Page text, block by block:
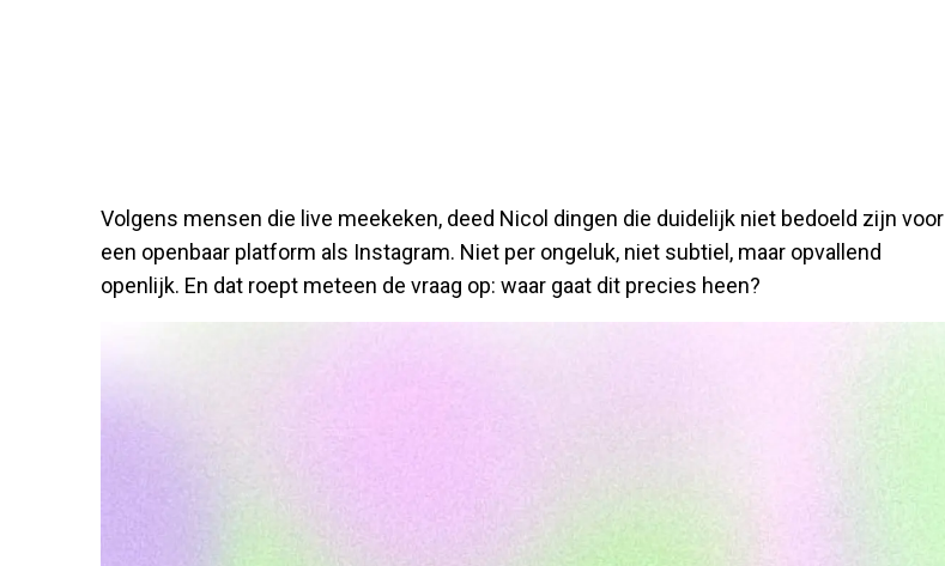
Volgens mensen die live meekeken, deed Nicol dingen die duidelijk niet bedoeld zijn voor
een openbaar platform als Instagram. Niet per ongeluk, niet subtiel, maar opvallend
openlijk. En dat roept meteen de vraag op: waar gaat dit precies heen?